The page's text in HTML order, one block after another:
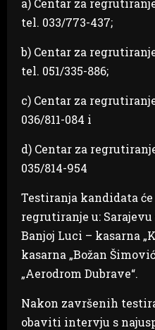
tel. 033/773-437;
b) Centar za
tel. 051/335-886;
c) Centar za
036/811-084 i
d) Centar za
035/814-954
Testiranja kandidata
regrutiranje u: Sarajevu
Banjoj Luci – kasarna
kasarna „Božan
„Aerodrom Dubrave“.
Nakon završenih
obaviti intervju s